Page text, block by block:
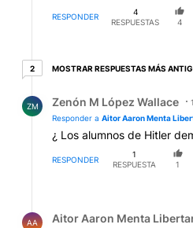
RESPONDER
4
RESPUESTAS
4
22 respuestas más antiguas
MOSTRAR RESPUESTAS MÁS
ZM Zenón M López Wallace
Responder a Aitor Aaron Menta
¿ Los alumnos de Hitler
RESPONDER
1
RESPUESTA
1
AA Aitor Aaron Menta